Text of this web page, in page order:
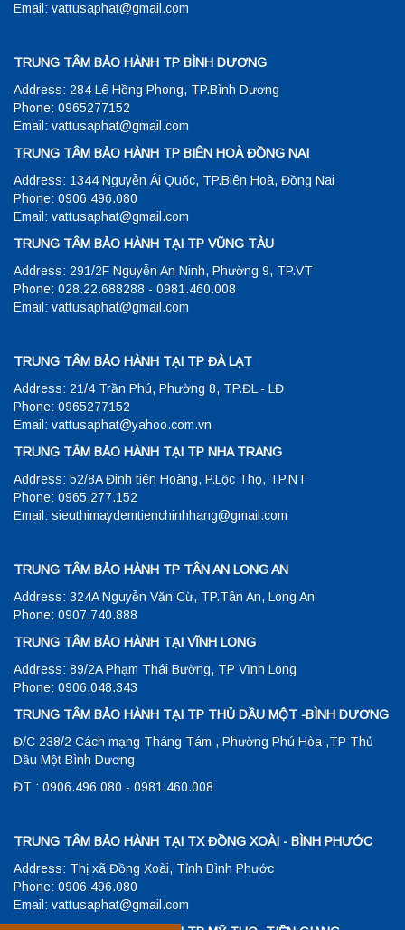
Email: vattusaphat@gmail.com
TRUNG TÂM BẢO HÀNH TP BÌNH DƯƠNG
Address: 284 Lê Hồng Phong, TP.Bình Dương
Phone: 0965277152
Email: vattusaphat@gmail.com
TRUNG TÂM BẢO HÀNH TP BIÊN HOÀ ĐỒNG NAI
Address: 1344 Nguyễn Ái Quốc, TP.Biên Hoà, Đồng Nai
Phone: 0906.496.080
Email: vattusaphat@gmail.com
TRUNG TÂM BẢO HÀNH TẠI TP VŨNG TÀU
Address: 291/2F Nguyễn An Ninh, Phường 9, TP.VT
Phone: 028.22.688288 - 0981.460.008
Email: vattusaphat@gmail.com
TRUNG TÂM BẢO HÀNH TẠI TP ĐÀ LẠT
Address: 21/4 Trần Phú, Phường 8, TP.ĐL - LĐ
Phone: 0965277152
Email: vattusaphat@yahoo.com.vn
TRUNG TÂM BẢO HÀNH TẠI TP NHA TRANG
Address: 52/8A Đinh tiên Hoàng, P.Lộc Thọ, TP.NT
Phone: 0965.277.152
Email: sieuthimaydemtienchinhhang@gmail.com
TRUNG TÂM BẢO HÀNH TP TÂN AN LONG AN
Address: 324A Nguyễn Văn Cừ, TP.Tân An, Long An
Phone: 0907.740.888
TRUNG TÂM BẢO HÀNH TẠI VĨNH LONG
Address: 89/2A Phạm Thái Bường, TP Vĩnh Long
Phone: 0906.048.343
TRUNG TÂM BẢO HÀNH TẠI TP THỦ DẦU MỘT -BÌNH DƯƠNG
Đ/C 238/2 Cách mạng Tháng Tám , Phường Phú Hòa ,TP Thủ
Dầu Một Bình Dương
ĐT : 0906.496.080 - 0981.460.008
TRUNG TÂM BẢO HÀNH TẠI TX ĐỒNG XOÀI - BÌNH PHƯỚC
Address: Thị xã Đồng Xoài, Tỉnh Bình Phước
Phone: 0906.496.080
Email: vattusaphat@gmail.com